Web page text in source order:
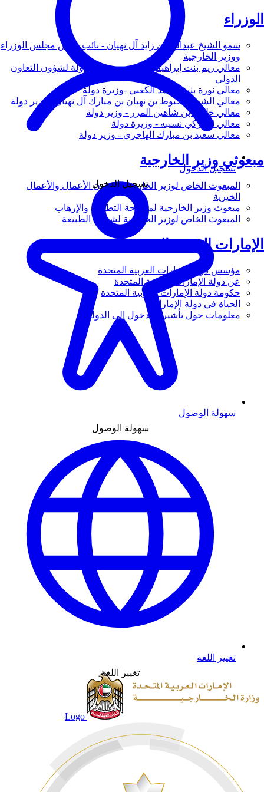
الوزراء
سمو الشيخ عبدالله بن زايد آل نهيان - نائب رئيس مجلس الوزراء
ووزير الخارجية
معالي ريم بنت إبراهيم الهاشمي - وزيرة دولة لشؤون التعاون
الدولي
معالي نورة بنت محمد الكعبي -وزيرة دولة
معالي الشيخ شخبوط بن نهيان بن مبارك آل نهيان - وزير دولة
معالي خليفة بن شاهين المرر - وزير دولة
معالي لانا زكي نسيبه - وزيرة دولة
معالي سعيد بن مبارك الهاجري - وزير دولة
مبعوثي وزير الخارجية
المبعوث الخاص لوزير الخارجية لشؤون الأعمال والأعمال
الخيرية
مبعوث وزير الخارجية لمكافحة التطرف والإرهاب
المبعوث الخاص لوزير الخارجية لشؤون الطبيعة
الإمارات العربية المتحدة
مؤسس دولة الإمارات العربية المتحدة
عن دولة الإمارات العربية المتحدة
حكومة دولة الإمارات العربية المتحدة
الحياة في دولة الإمارات
معلومات حول تأشيرة الدخول إلى الدولة
تسجيل الدخول
تسجيل الدخول
سهولة الوصول
سهولة الوصول
تغيير اللغة
تغيير اللغة
Logo